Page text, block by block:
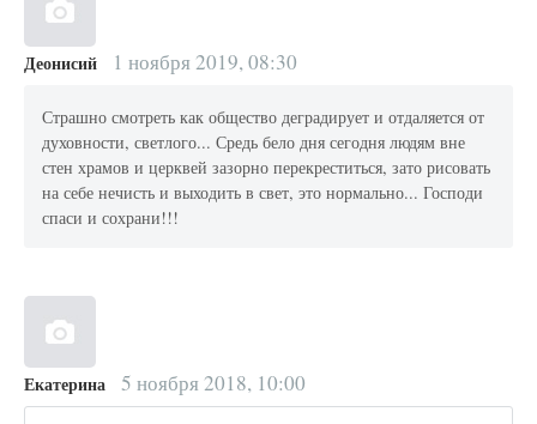
Деонисий 1 ноября 2019, 08:30
Страшно смотреть как общество деградирует и отдаляется от
духовности, светлого... Средь бело дня сегодня людям вне
стен храмов и церквей зазорно перекреститься, зато рисовать
на себе нечисть и выходить в свет, это нормально... Господи
спаси и сохрани!!!
Екатерина 5 ноября 2018, 10:00